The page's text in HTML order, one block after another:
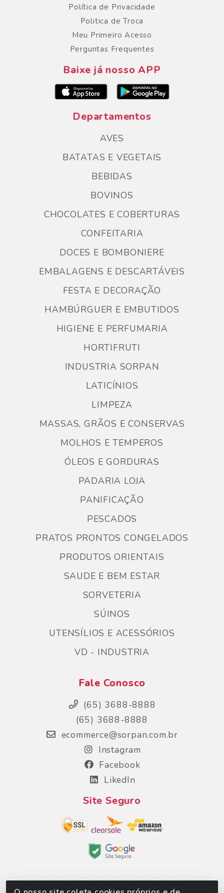
Política de Privacidade
Politica de Troca
Meu Primeiro Acesso
Perguntas Frequentes
Baixe já nosso APP
Departamentos
AVES
BATATAS E VEGETAIS
BEBIDAS
BOVINOS
CHOCOLATES E COBERTURAS
CONFEITARIA
DOCES E BOMBONIERE
EMBALAGENS E DESCARTÁVEIS
FESTA E DECORAÇÃO
HAMBÚRGUER E EMBUTIDOS
HIGIENE E PERFUMARIA
HORTIFRUTI
INDUSTRIA SORPAN
LATICÍNIOS
LIMPEZA
MASSAS, GRÃOS E CONSERVAS
MOLHOS E TEMPEROS
ÓLEOS E GORDURAS
PADARIA LOJA
PANIFICAÇÃO
PESCADOS
PRATOS PRONTOS CONGELADOS
PRODUTOS ORIENTAIS
SAUDE E BEM ESTAR
SORVETERIA
SÚINOS
UTENSÍLIOS E ACESSÓRIOS
VD - INDUSTRIA
Fale Conosco
(65) 3688-8888
(65) 3688-8888
ecommerce@sorpan.com.br
Instagram
Facebook
LikedIn
Site Seguro